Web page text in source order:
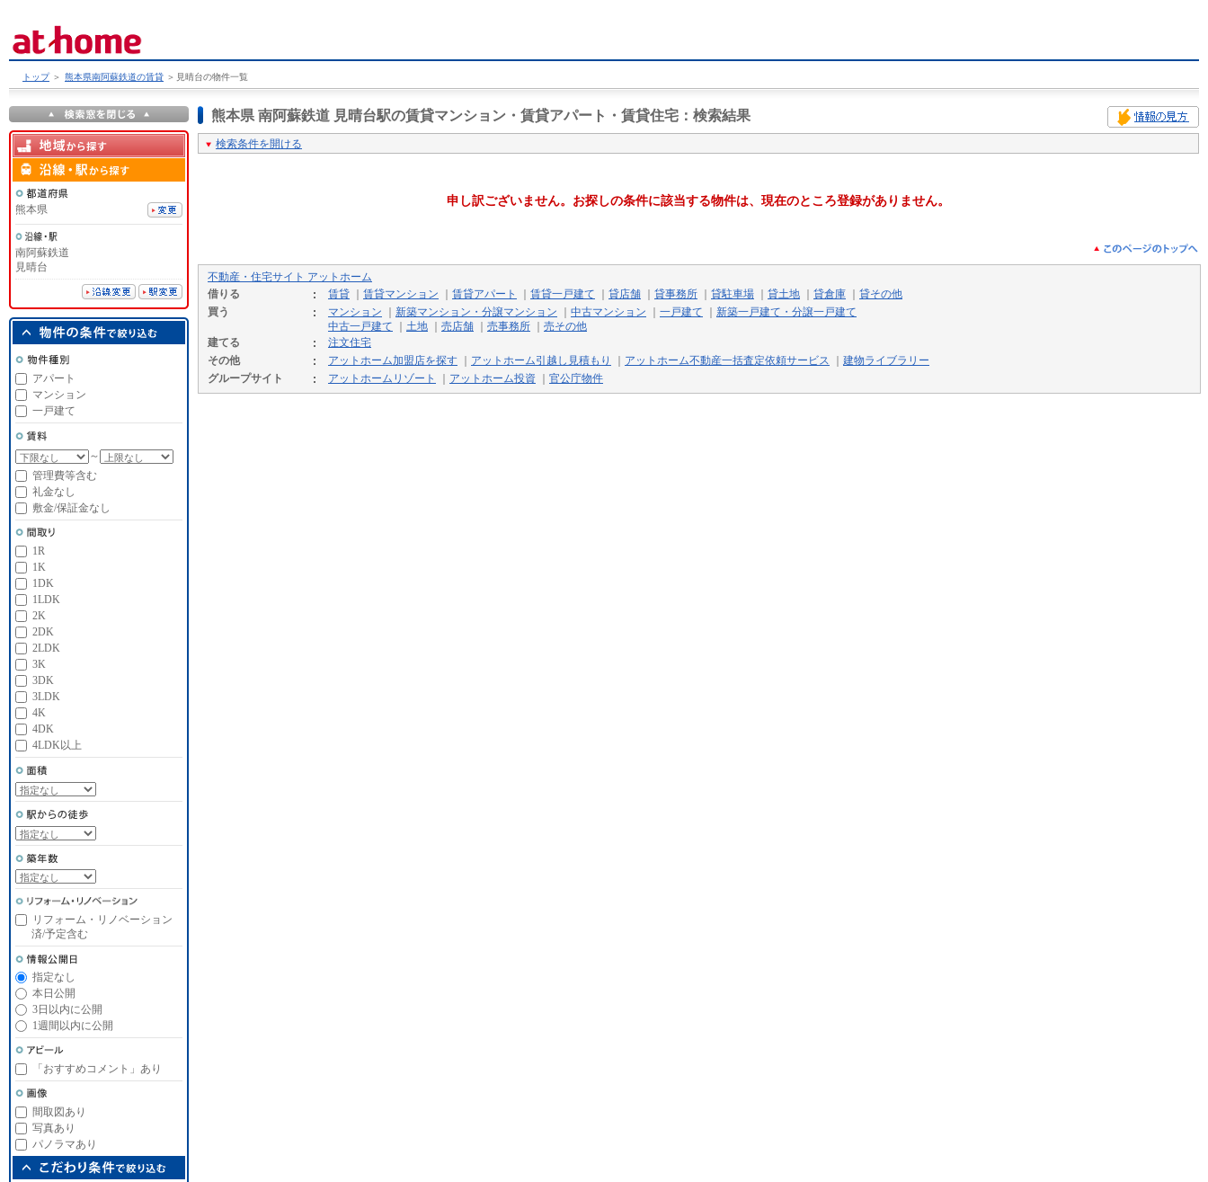
トップ ＞ 熊本県南阿蘇鉄道の賃貸 ＞ 見晴台の物件一覧
熊本県 南阿蘇鉄道 見晴台駅の賃貸マンション・賃貸アパート・賃貸住宅 ：検索結果
検索条件を開ける
申し訳ございません。お探しの条件に該当する物件は、現在のところ登録がありません。
不動産・住宅サイト アットホーム
借りる
賃貸 賃貸マンション 賃貸アパート 賃貸一戸建て 貸店舗 貸事務所 貸駐車場 貸土地 貸倉庫
貸その他
買う
マンション 新築マンション・分譲マンション 中古マンション 一戸建て
新築一戸建て・分譲一戸建て
中古一戸建て
土地 売店舗 売事務所
売その他
建てる
注文住宅
その他
アットホーム加盟店を探す アットホーム引越し見積もり アットホーム不動産一括査定依頼サービス
建物ライブラリー
グループサイト
アットホームリゾート アットホーム投資 官公庁物件
熊本県
南阿蘇鉄道
見晴台
アパート
マンション
一戸建て
～
管理費等含む
礼金なし
敷金/保証金なし
1R
1K
1DK
1LDK
2K
2DK
2LDK
3K
3DK
3LDK
4K
4DK
4LDK以上
リフォーム・リノベーション
済/予定含む
指定なし
本日公開
3日以内に公開
1週間以内に公開
「おすすめコメント」あり
間取図あり
写真あり
パノラマあり